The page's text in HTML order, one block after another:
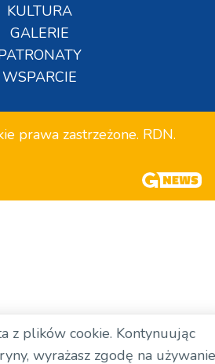
KULTURA
GALERIE
WSPARCIE
prawa zastrzeżone. RDN.
z plików cookie. Kontynuując
wyrażasz zgodę na używanie